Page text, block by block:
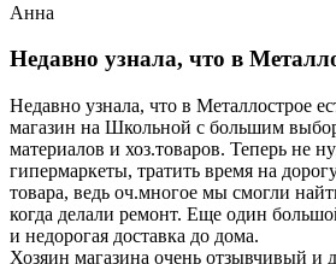
Анна
Недавно узнала, что в
Недавно узнала, что в Металлострое
магазин на Школьной с большим
материалов и хоз.товаров. Теперь не
гипермаркеты, тратить время на
товара, ведь оч.многое мы смогли
когда делали ремонт. Еще один
и недорогая доставка до дома.
Хозяин магазина очень отзывчивый и